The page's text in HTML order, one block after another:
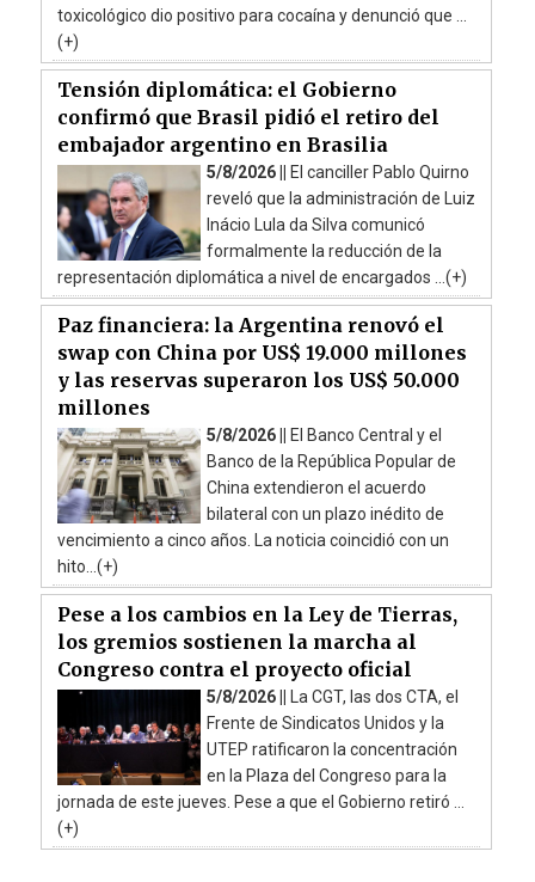
toxicológico dio positivo para cocaína y denunció que ...
(+)
Tensión diplomática: el Gobierno
confirmó que Brasil pidió el retiro del
embajador argentino en Brasilia
5/8/2026 ||
El canciller Pablo Quirno
reveló que la administración de Luiz
Inácio Lula da Silva comunicó
formalmente la reducción de la
representación diplomática a nivel de encargados ...(+)
Paz financiera: la Argentina renovó el
swap con China por US$ 19.000 millones
y las reservas superaron los US$ 50.000
millones
5/8/2026 ||
El Banco Central y el
Banco de la República Popular de
China extendieron el acuerdo
bilateral con un plazo inédito de
vencimiento a cinco años. La noticia coincidió con un
hito...(+)
Pese a los cambios en la Ley de Tierras,
los gremios sostienen la marcha al
Congreso contra el proyecto oficial
5/8/2026 ||
La CGT, las dos CTA, el
Frente de Sindicatos Unidos y la
UTEP ratificaron la concentración
en la Plaza del Congreso para la
jornada de este jueves. Pese a que el Gobierno retiró ...
(+)